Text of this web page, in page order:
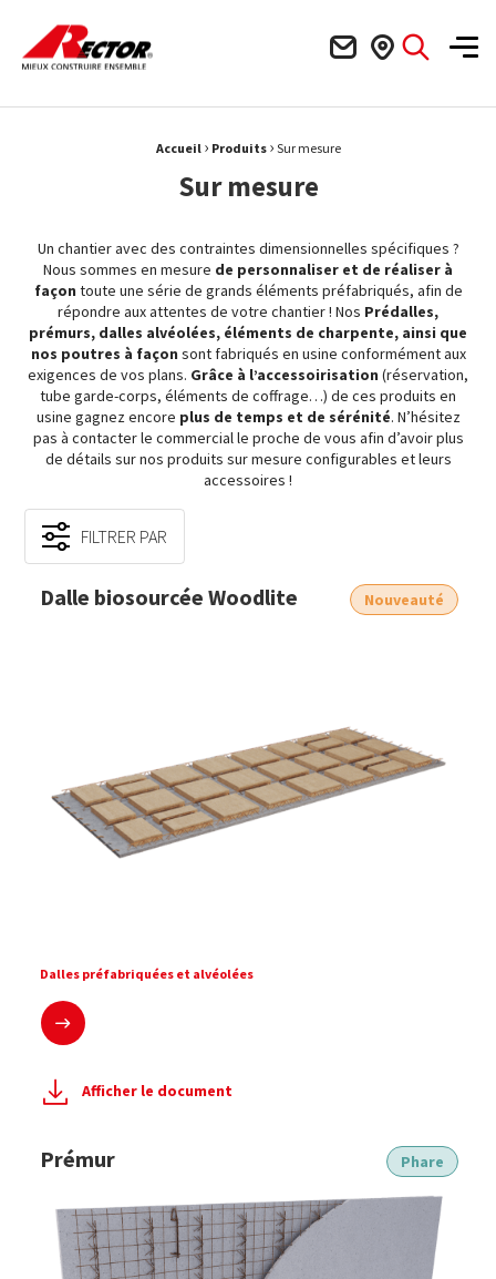
Rector Mieux construire ensemble
Accueil › Produits › Sur mesure
Sur mesure
Un chantier avec des contraintes dimensionnelles spécifiques ?
Nous sommes en mesure de personnaliser et de réaliser à
façon toute une série de grands éléments préfabriqués, afin de
répondre aux attentes de votre chantier ! Nos Prédalles,
prémurs, dalles alvéolées, éléments de charpente, ainsi que
nos poutres à façon sont fabriqués en usine conformément aux
exigences de vos plans. Grâce à l’accessoirisation (réservation,
tube garde-corps, éléments de coffrage…) de ces produits en
usine gagnez encore plus de temps et de sérénité. N’hésitez
pas à contacter le commercial le proche de vous afin d’avoir plus
de détails sur nos produits sur mesure configurables et leurs
accessoires !
FILTRER PAR
Nouveauté
Dalle biosourcée Woodlite
Dalles préfabriquées et alvéolées
En savoir plus
Afficher le document
Phare
Prémur